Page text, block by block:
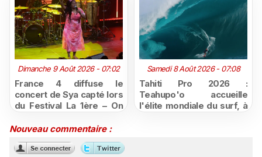
Dimanche 9 Août 2026 - 07:02
France 4 diffuse le
concert de Sya capté lors
du Festival La 1ère – On
Samedi 8 Août 2026 - 07:08
Tahiti Pro 2026 :
Teahupo'o accueille
l'élite mondiale du surf, à
Nouveau commentaire :